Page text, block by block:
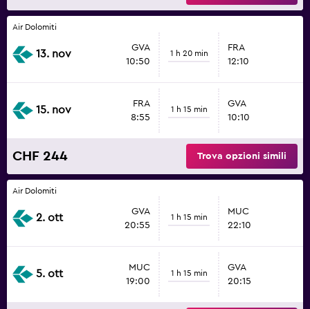
Air Dolomiti
13. nov
GVA
10:50
1 h 20 min
FRA
12:10
15. nov
FRA
8:55
1 h 15 min
GVA
10:10
CHF 244 Trova opzioni simili
Air Dolomiti
2. ott
GVA
20:55
1 h 15 min
MUC
22:10
5. ott
MUC
19:00
1 h 15 min
GVA
20:15